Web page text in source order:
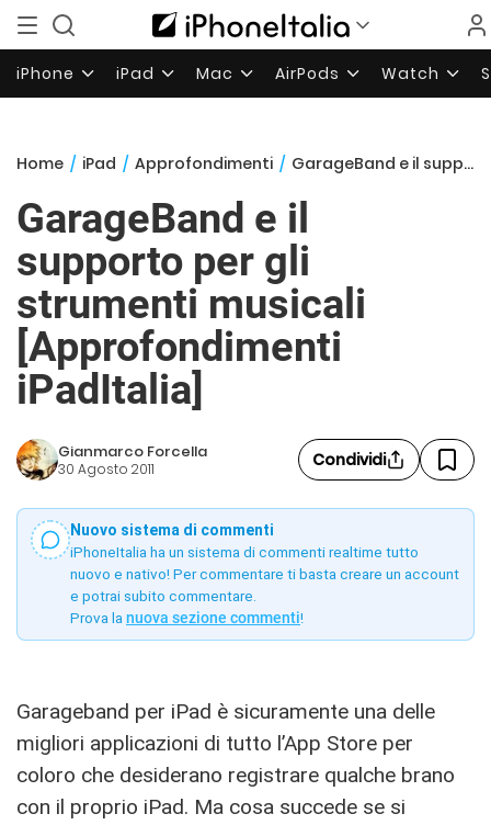
iPhone iPad Mac AirPods Watch
Home / iPad / Approfondimenti / GarageBand e il supporto per gli strumenti musicali [Approfondimenti iPadItalia]
GarageBand e il
supporto per gli
strumenti musicali
[Approfondimenti
iPadItalia]
Gianmarco Forcella
30 Agosto 2011 Condividi
Nuovo sistema di commenti
iPhoneItalia ha un sistema di commenti realtime tutto
nuovo e nativo! Per commentare ti basta creare un account
e potrai subito commentare.
Prova la nuova sezione commenti!
Garageband per iPad è sicuramente una delle
migliori applicazioni di tutto l’App Store per
coloro che desiderano registrare qualche brano
con il proprio iPad. Ma cosa succede se si